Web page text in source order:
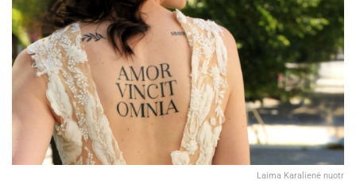
Laima Karalienė nuotr